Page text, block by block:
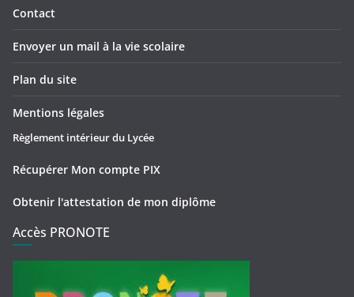
Contact
Envoyer un mail à la vie scolaire
Plan du site
Mentions légales
Règlement intérieur du Lycée
Récupérer Mon compte PIX
Obtenir l'attestation de mon diplôme
Accès PRONOTE